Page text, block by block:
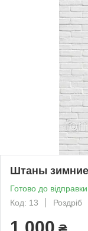
Штаны зимние
Готово до відправки
Код: 13
Роздріб
1 000